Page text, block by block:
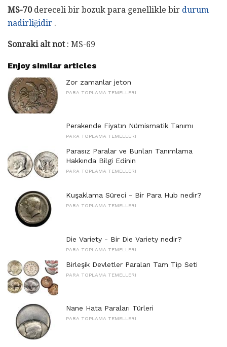
MS-70dereceli bir bozuk para genellikle bir durum
nadirliğidir .
Sonraki alt not: MS-69
Enjoy similar articles
Zor zamanlar jeton
PARA TOPLAMA TEMELLERI
Perakende Fiyatın Nümismatik Tanımı
PARA TOPLAMA TEMELLERI
Parasız Paralar ve Bunları Tanımlama
Hakkında Bilgi Edinin
PARA TOPLAMA TEMELLERI
Kuşaklama Süreci - Bir Para Hub nedir?
PARA TOPLAMA TEMELLERI
Die Variety - Bir Die Variety nedir?
PARA TOPLAMA TEMELLERI
Birleşik Devletler Paraları Tam Tip Seti
PARA TOPLAMA TEMELLERI
Nane Hata Paraları Türleri
PARA TOPLAMA TEMELLERI